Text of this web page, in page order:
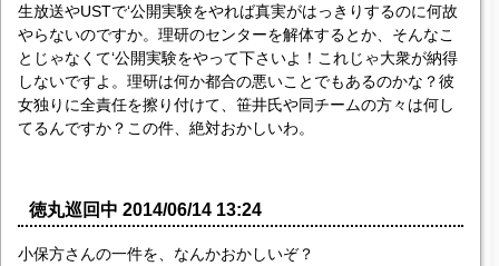
生放送やUSTで‘公開実験をやれば真実がはっきりするのに何故
やらないのですか。理研のセンターを解体するとか、そんなこ
とじゃなくて‘公開実験をやって下さいよ！これじゃ大衆が納得
しないですよ。理研は何か都合の悪いことでもあるのかな？彼
女独りに全責任を擦り付けて、笹井氏や同チームの方々は何し
てるんですか？この件、絶対おかしいわ。
徳丸巡回中 2014/06/14 13:24
小保方さんの一件を、なんかおかしいぞ？